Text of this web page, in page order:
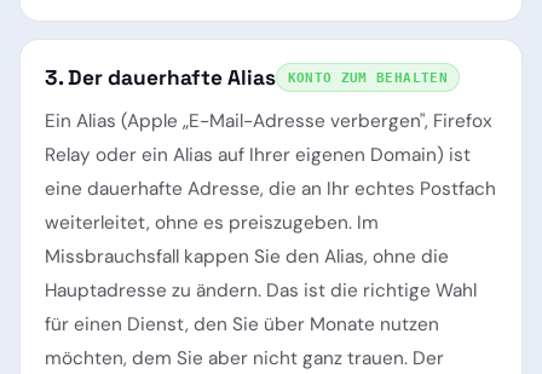
3. Der dauerhafte Alias KONTO ZUM BEHALTEN
Ein Alias (Apple „E-Mail-Adresse verbergen", Firefox
Relay oder ein Alias auf Ihrer eigenen Domain) ist
eine dauerhafte Adresse, die an Ihr echtes Postfach
weiterleitet, ohne es preiszugeben. Im
Missbrauchsfall kappen Sie den Alias, ohne die
Hauptadresse zu ändern. Das ist die richtige Wahl
für einen Dienst, den Sie über Monate nutzen
möchten, dem Sie aber nicht ganz trauen. Der